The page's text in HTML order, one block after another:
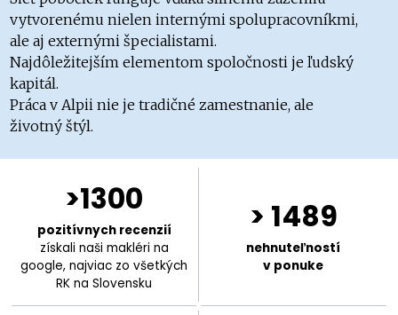
vytvorenému nielen internými spolupracovníkmi,
ale aj externými špecialistami.
Najdôležitejším elementom spoločnosti je ľudský
kapitál.
Práca v Alpii nie je tradičné zamestnanie, ale
životný štýl.
>1300
pozitívnych recenzií
získali naši makléri na
google, najviac zo všetkých
RK na Slovensku
> 1489
nehnuteľností
v ponuke